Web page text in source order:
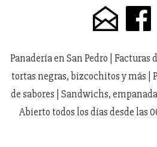
Panadería en San Pedro |
tortas negras, bizcochitos y más |
de sabores | Sandwichs,
Abierto todos los días desde las